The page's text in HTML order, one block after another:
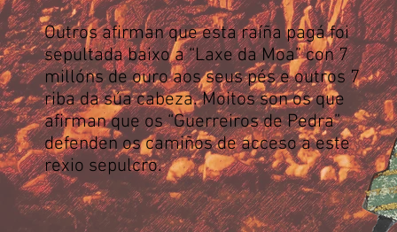
Outros afirman que esta raíña pagá foi
sepultada baixo a “Laxe da Moa” con 7
millóns de ouro aos seus pés e outros 7
riba da súa cabeza. Moitos son os que
afirman que os “Guerreiros de Pedra”
defenden os camiños de acceso a este
rexio sepulcro.